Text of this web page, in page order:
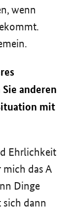
wenn
anderen
mit
Ehrlichkeit
das A
Dinge
dann